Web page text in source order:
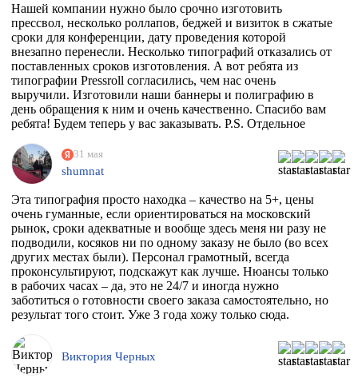
Нашей компании нужно было срочно изготовить
прессвол, несколько роллапов, беджей и визиток в сжатые
сроки для конференции, дату проведения которой
внезапно перенесли. Несколько типографий отказались от
поставленных сроков изготовления. А вот ребята из
типографии Pressroll согласились, чем нас очень
выручили. Изготовили наши баннеры и полиграфию в
день обращения к ним и очень качественно. Спасибо вам
ребята! Будем теперь у вас заказывать. P.S. Отдельное
заказа квалифицированно всё растолковал и в
последствии сообщал нам о степени готовности заказа,
т.к. сроки нас поджимали.
31 мая
shumnat
Эта типография просто находка – качество на 5+, цены
очень гуманные, если ориентироваться на московский
рынок, сроки адекватные и вообще здесь меня ни разу не
подводили, косяков ни по одному заказу не было (во всех
других местах были). Персонал грамотный, всегда
проконсультируют, подскажут как лучше. Нюансы только
в рабочих часах – да, это не 24/7 и иногда нужно
заботиться о готовности своего заказа самостоятельно, но
результат того стоит. Уже 3 года хожу только сюда.
Виктория Черных